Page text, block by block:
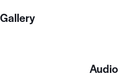
Gallery
Audio